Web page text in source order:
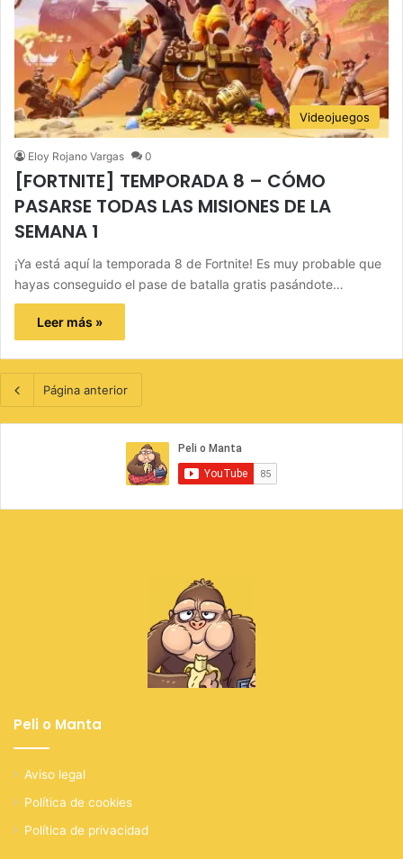
Videojuegos
Eloy Rojano Vargas 0
[FORTNITE] TEMPORADA 8 – CÓMO
PASARSE TODAS LAS MISIONES DE LA
SEMANA 1
¡Ya está aquí la temporada 8 de Fortnite! Es muy probable que
hayas conseguido el pase de batalla gratis pasándote…
Leer más »
Página anterior
Peli o Manta
Aviso legal
Política de cookies
Política de privacidad